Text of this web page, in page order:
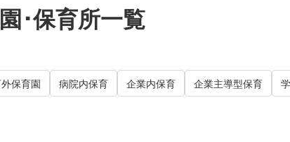
･保育所一覧
保育園 病院内保育 企業内保育 企業主導型保育